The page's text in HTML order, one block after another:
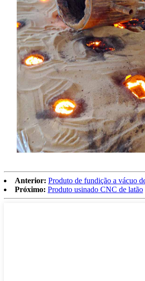
Anterior: Produto de fundição a vácuo
Próximo: Produto usinado CNC de latão